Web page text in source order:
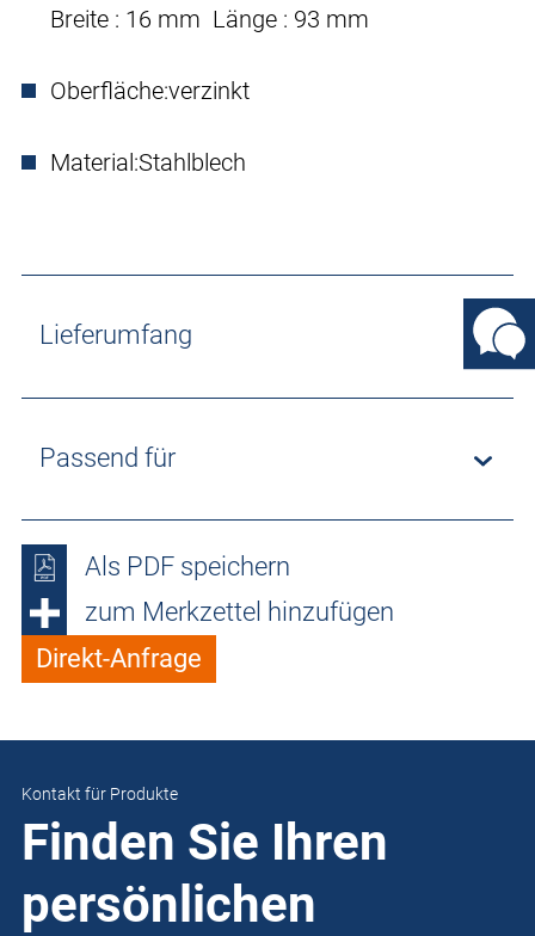
Breite : 16 mm Länge : 93 mm
Oberfläche:verzinkt
Material:Stahlblech
Lieferumfang
Passend für
Als PDF speichern
zum Merkzettel hinzufügen
Direkt-Anfrage
Kontakt für Produkte
Finden Sie Ihren
persönlichen